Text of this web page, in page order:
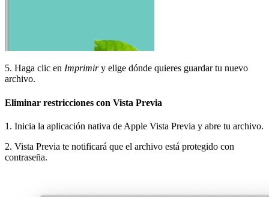
5. Haga clic en Imprimiry elige dónde quieres guardar tu nuevo
archivo.
Eliminar restricciones con Vista Previa
1. Inicia la aplicación nativa de Apple Vista Previa y abre tu archivo.
2. Vista Previa te notificará que el archivo está protegido con
contraseña.